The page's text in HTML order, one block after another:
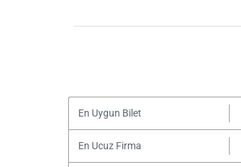
En Uygun Bilet
En Ucuz Firma